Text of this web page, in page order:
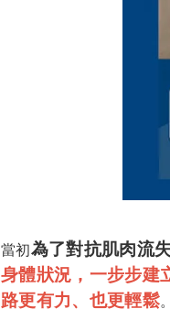
當初為了對抗肌肉流
身體狀況，一步步建
路更有力、也更輕鬆。